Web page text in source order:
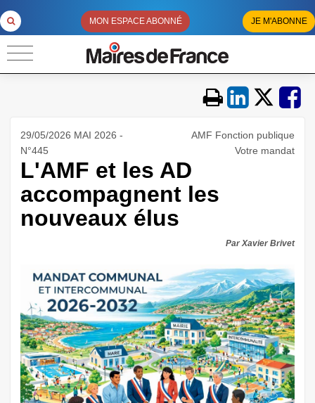
MON ESPACE ABONNÉ JE M'ABONNE
29/05/2026 MAI 2026 -
N°445
AMF Fonction publique
Votre mandat
L'AMF et les AD
accompagnent les
nouveaux élus
Par Xavier Brivet